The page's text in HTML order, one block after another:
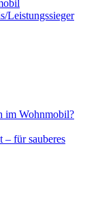
Leistungssieger
im Wohnmobil?
– für sauberes